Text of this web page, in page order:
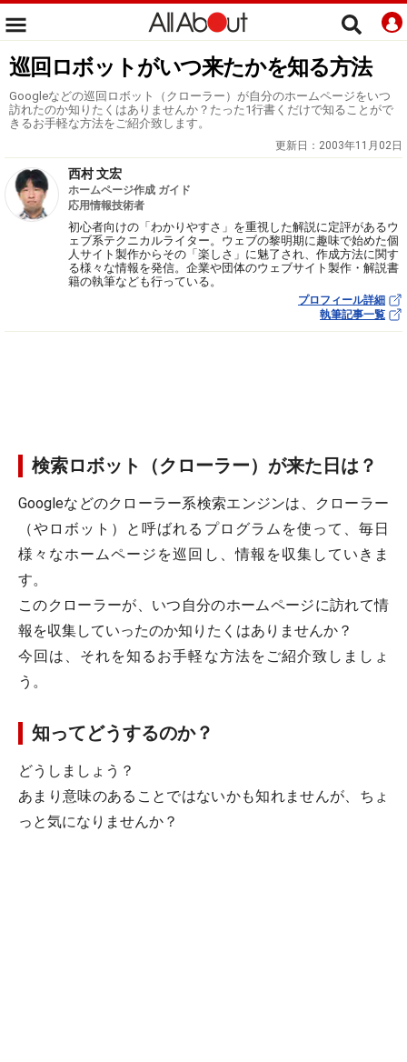
巡回ロボットがいつ来たかを知る方法
Googleなどの巡回ロボット（クローラー）が自分のホームページをいつ
訪れたのか知りたくはありませんか？たった1行書くだけで知ることがで
きるお手軽な方法をご紹介致します。
更新日： 2003年11月02日
西村 文宏
ホームページ作成 ガイド
応用情報技術者
初心者向けの「わかりやすさ」を重視した解説に定評があるウ
ェブ系テクニカルライター。ウェブの黎明期に趣味で始めた個
人サイト製作からその「楽しさ」に魅了され、作成方法に関す
る様々な情報を発信。企業や団体のウェブサイト製作・解説書
籍の執筆なども行っている。
プロフィール詳細
執筆記事一覧
検索ロボット（クローラー）が来た日は？
Googleなどのクローラー系検索エンジンは、クローラー
（やロボット）と呼ばれるプログラムを使って、毎日
様々なホームページを巡回し、情報を収集していきま
す。
このクローラーが、いつ自分のホームページに訪れて情
報を収集していったのか知りたくはありませんか？
今回は、それを知るお手軽な方法をご紹介致しましょ
う。
知ってどうするのか？
どうしましょう？
あまり意味のあることではないかも知れませんが、ちょ
っと気になりませんか？